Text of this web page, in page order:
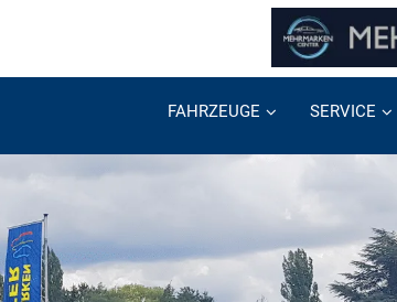
FAHRZEUGE SERVICE